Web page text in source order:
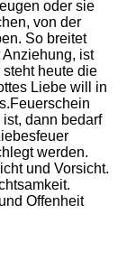
oder sie
von der
So breitet
ist
heute die
Liebe will in
dann bedarf
werden.
und Vorsicht.
Offenheit